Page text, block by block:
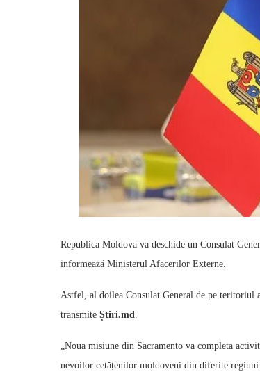
Republica Moldova va deschide un Consulat
informează Ministerul Afacerilor Externe.
Astfel, al doilea Consulat General de pe teritoriul
transmite Știri.md
„Noua misiune din Sacramento va completa
nevoilor cetățenilor moldoveni din diferite regiuni